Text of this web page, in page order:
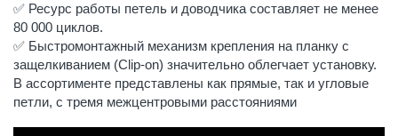
✅ Ресурс работы петель и доводчика составляет не менее
80 000 циклов.
✅ Быстромонтажный механизм крепления на планку с
защелкиванием (Clip-on) значительно облегчает установку.
В ассортименте представлены как прямые, так и угловые
петли, с тремя межцентровыми расстояниями